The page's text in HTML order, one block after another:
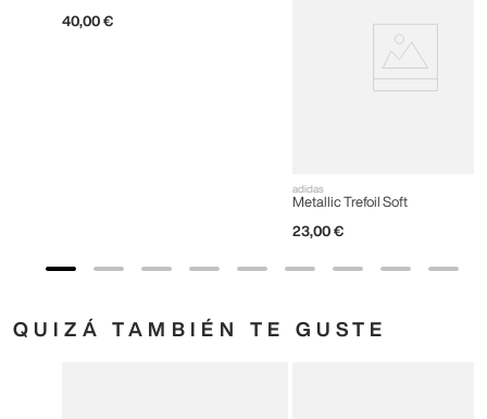
40,00 €
adidas
Metallic Trefoil Soft
23,00 €
QUIZÁ TAMBIÉN TE GUSTE